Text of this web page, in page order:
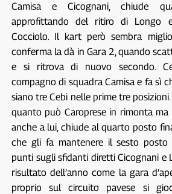
Camisa e Cicognani, chiude
approfittando del ritiro di Longo
Cocciolo. Il kart però sembra
conferma la dà in Gara 2, quando
e si ritrova di nuovo secondo.
compagno di squadra Camisa e fa sì
siano tre Cebi nelle prime tre
quanto può Caroprese in rimonta ma
anche a lui, chiude al quarto posto
che gli fa mantenere il sesto posto
punti sugli sfidanti diretti Cicognani e
risultato dell’anno come la gara
proprio sul circuito pavese si